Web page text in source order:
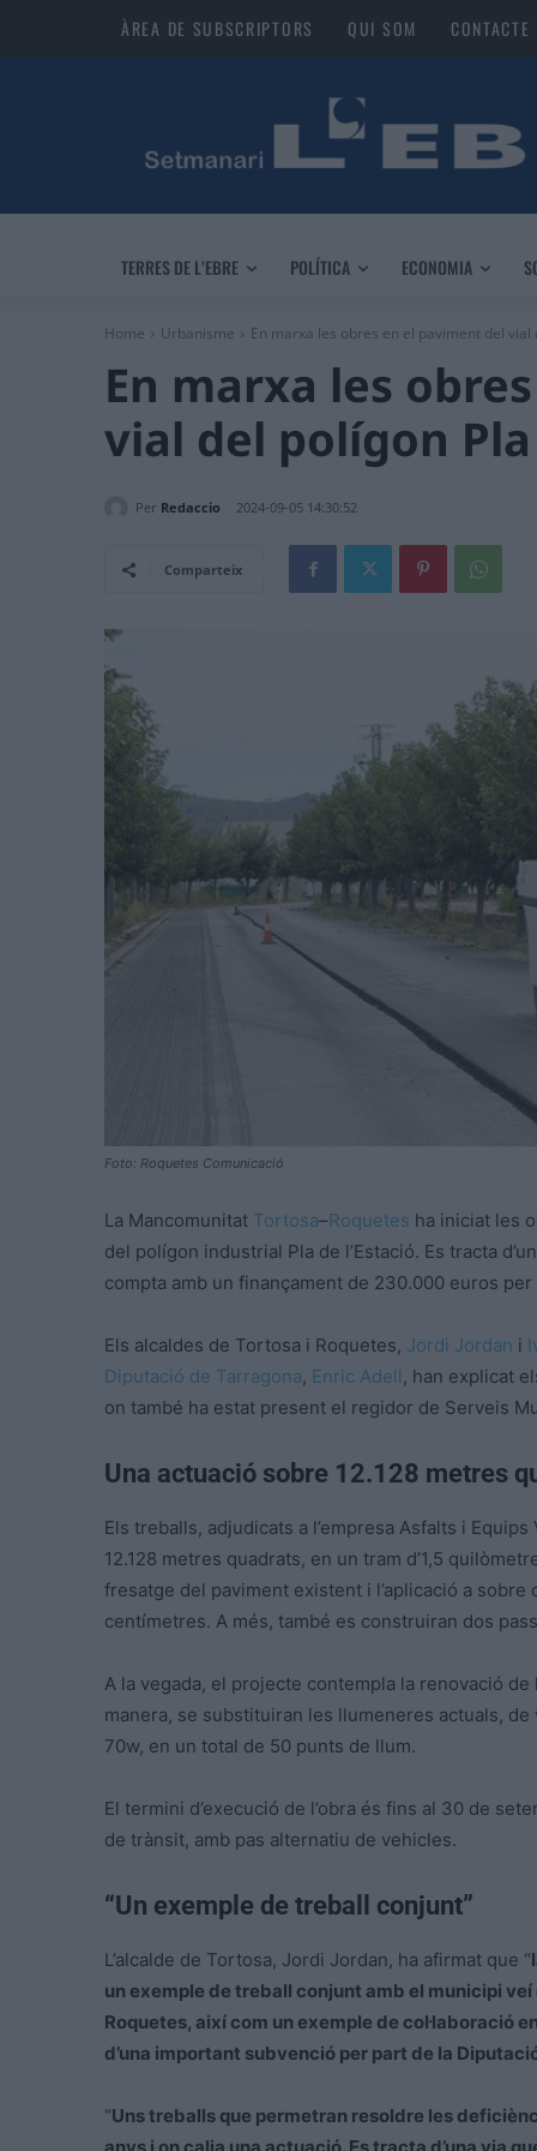
ÀREA DE SUBSCRIPTORS QUI SOM CONTACTE
TERRES DE L’EBRE POLÍTICA ECONOMIA
Home Urbanisme En marxa les obres en el paviment del vial
En marxa les
vial del polígon Pla
Per Redaccio 2024-09-05 14:30:52
Comparteix
Foto: Roquetes Comunicació
La Mancomunitat Tortosa–Roquetes ha iniciat les
del polígon industrial Pla de l’Estació. Es tracta
compta amb un finançament de 230.000 euros
Els alcaldes de Tortosa i Roquetes, Jordi Jordan i
Diputació de Tarragona, Enric Adell , han explicat
on també ha estat present el regidor de Serveis
Una actuació sobre 12.128 metres
Els treballs, adjudicats a l’empresa Asfalts i
12.128 metres quadrats, en un tram d’1,5
fresatge del paviment existent i l’aplicació a sobre
centímetres. A més, també es construiran dos
A la vegada, el projecte contempla la renovació de
manera, se substituiran les llumeneres actuals,
70w, en un total de 50 punts de llum.
El termini d’execució de l’obra és fins al 30 de
de trànsit, amb pas alternatiu de vehicles.
“Un exemple de treball conjunt”
L’alcalde de Tortosa, Jordi Jordan, ha afirmat que “
un exemple de treball conjunt amb el municipi
Roquetes, així com un exemple de col·laboració
d’una important subvenció per part de la
“Uns treballs que permetran resoldre les
anys i on calia una actuació. Es tracta d’una via